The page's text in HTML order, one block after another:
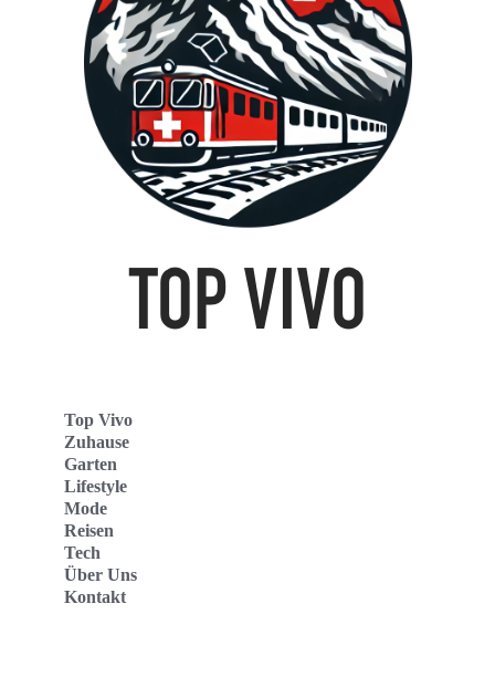
Top Vivo
Zuhause
Garten
Lifestyle
Mode
Reisen
Tech
Über Uns
Kontakt